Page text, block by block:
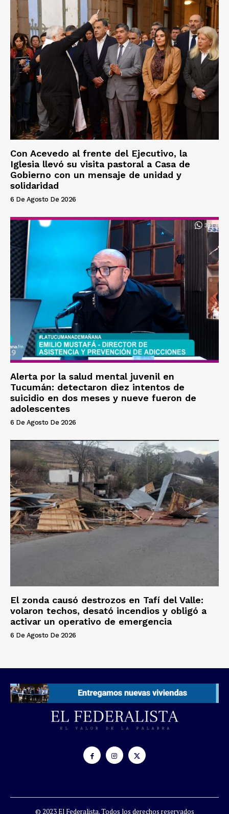
Con Acevedo al frente del Ejecutivo, la
Iglesia llevó su visita pastoral a Casa de
Gobierno con un mensaje de unidad y
solidaridad
6 De Agosto De 2026
Alerta por la salud mental juvenil en
Tucumán: detectaron diez intentos de
suicidio en dos meses y nueve fueron de
adolescentes
6 De Agosto De 2026
El zonda causó destrozos en Tafí del Valle:
volaron techos, desató incendios y obligó a
activar un operativo de emergencia
6 De Agosto De 2026
© 2023 El Federalista. Todos los derechos reservados